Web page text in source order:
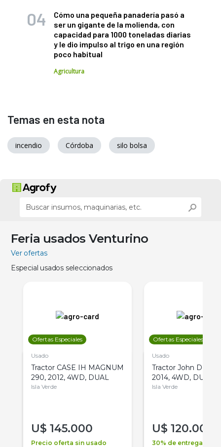
Cómo una pequeña panadería pasó a
ser un gigante de la molienda, con
capacidad para 1000 toneladas diarias
y le dio impulso al trigo en una región
poco habitual
Agricultura
Temas en esta nota
incendio Córdoba silo bolsa
Feria usados Venturino
Ver ofertas
Especial usados seleccionados
Ofertas Especiales
Usado
Tractor CASE IH MAGNUM
290, 2012, 4WD, DUAL
Isla Verde
U$ 145.000
Precio oferta sin usado
Ofertas Especiales
Usado
Tractor John Deere
2014, 4WD, DUAL
Isla Verde
U$ 120.000
30% de entrega +